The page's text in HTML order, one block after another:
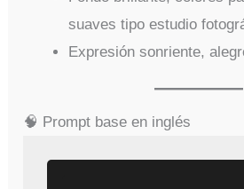
suaves tipo estudio
Expresión sonriente,
🧠 Prompt base en inglés